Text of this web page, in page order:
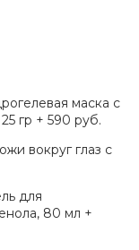
маска с
гр + 590 руб.
вокруг глаз с
для
80 мл +